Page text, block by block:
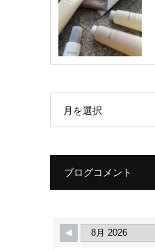
月を選択
ブログコメント